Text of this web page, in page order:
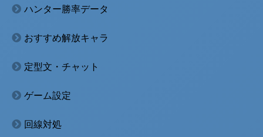
ハンター勝率データ
おすすめ解放キャラ
定型文・チャット
ゲーム設定
回線対処